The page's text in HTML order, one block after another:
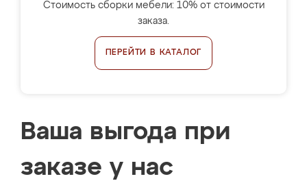
Стоимость сборки мебели: 10% от стоимости
заказа.
ПЕРЕЙТИ В КАТАЛОГ
Ваша выгода при
заказе у нас